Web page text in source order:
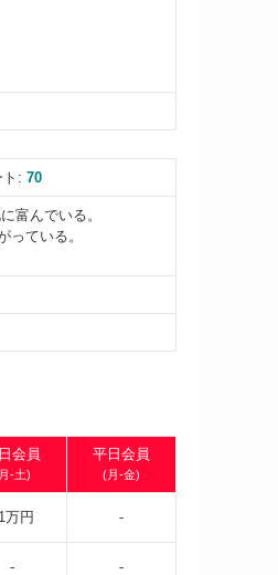
ト: 70
富んでいる。
っている。
会員
-土)
平日会員
(月-金)
万円 -
- -